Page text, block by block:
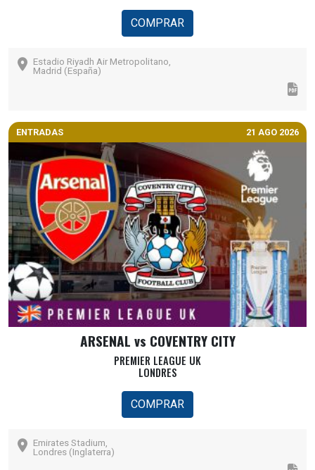
COMPRAR
Estadio Riyadh Air Metropolitano,
Madrid (España)
ENTRADAS 21 AGO 2026
ARSENAL vs COVENTRY CITY
PREMIER LEAGUE UK
LONDRES
COMPRAR
Emirates Stadium,
Londres (Inglaterra)